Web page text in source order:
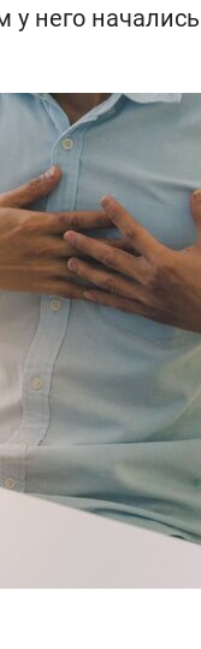
у него